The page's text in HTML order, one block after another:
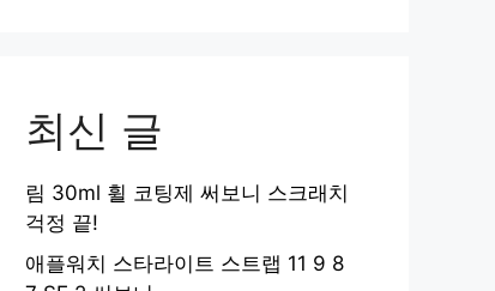
최신 글
림 30ml 휠 코팅제 써보니 스크래치
걱정 끝!
애플워치 스타라이트 스트랩 11 9 8